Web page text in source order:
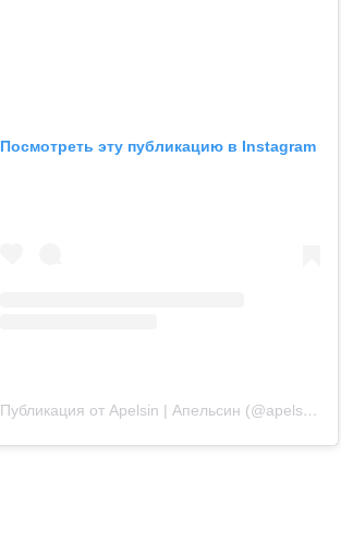
Посмотреть эту публикацию в Instagram
Публикация от Apelsin | Апельсин (@apelsin.muenchen)